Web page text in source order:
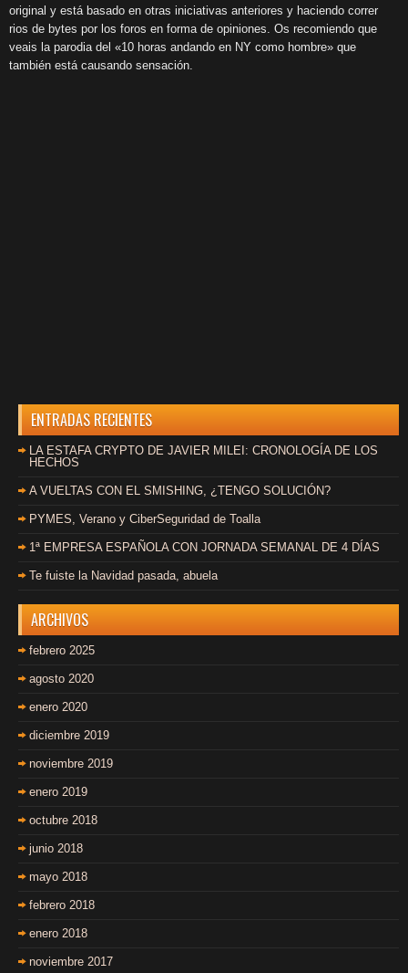
original y está basado en otras iniciativas anteriores y haciendo correr
rios de bytes por los foros en forma de opiniones. Os recomiendo que
veais la parodia del «10 horas andando en NY como hombre» que
también está causando sensación.
ENTRADAS RECIENTES
LA ESTAFA CRYPTO DE JAVIER MILEI: CRONOLOGÍA DE LOS
HECHOS
A VUELTAS CON EL SMISHING, ¿TENGO SOLUCIÓN?
PYMES, Verano y CiberSeguridad de Toalla
1ª EMPRESA ESPAÑOLA CON JORNADA SEMANAL DE 4 DÍAS
Te fuiste la Navidad pasada, abuela
ARCHIVOS
febrero 2025
agosto 2020
enero 2020
diciembre 2019
noviembre 2019
enero 2019
octubre 2018
junio 2018
mayo 2018
febrero 2018
enero 2018
noviembre 2017